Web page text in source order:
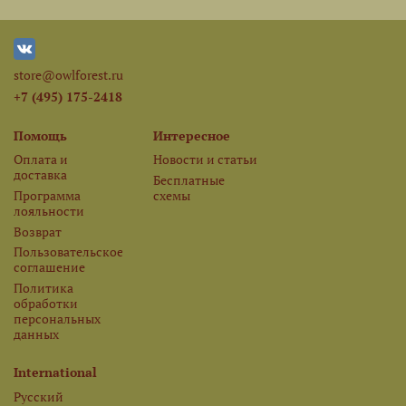
store@owlforest.ru
+7 (495) 175-2418
Помощь
Оплата и
доставка
Программа
лояльности
Возврат
Пользовательское
соглашение
Политика
обработки
персональных
данных
Интересное
Новости и статьи
Бесплатные
схемы
International
Русский